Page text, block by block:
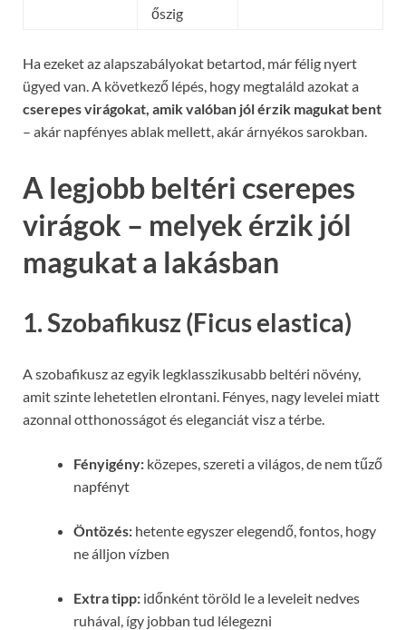
őszig
Ha ezeket az alapszabályokat betartod, már félig nyert
ügyed van. A következő lépés, hogy megtaláld azokat a
cserepes virágokat, amik valóban jól érzik magukat bent
– akár napfényes ablak mellett, akár árnyékos sarokban.
A legjobb beltéri cserepes
virágok – melyek érzik jól
magukat a lakásban
1. Szobafikusz (Ficus elastica)
A szobafikusz az egyik legklasszikusabb beltéri növény,
amit szinte lehetetlen elrontani. Fényes, nagy levelei miatt
azonnal otthonosságot és eleganciát visz a térbe.
Fényigény: közepes, szereti a világos, de nem tűző
napfényt
Öntözés: hetente egyszer elegendő, fontos, hogy
ne álljon vízben
Extra tipp: időnként töröld le a leveleit nedves
ruhával, így jobban tud lélegezni